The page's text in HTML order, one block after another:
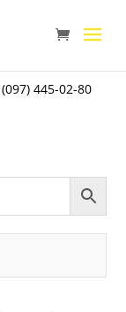
(097) 445-02-80